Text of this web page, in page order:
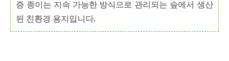
증 종이는 지속 가능한 방식으로 관리되는 숲에서 생산
된 친환경 용지입니다.